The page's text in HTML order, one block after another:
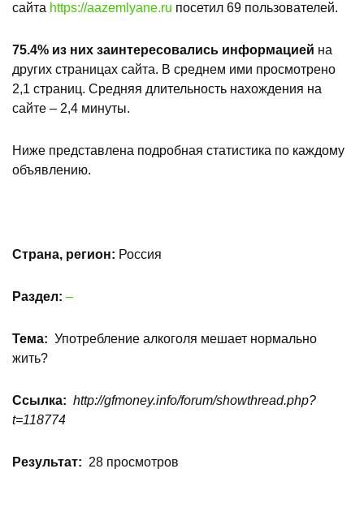
сайта https://aazemlyane.ru посетил 69 пользователей.
75.4% из них заинтересовались информацией на
других страницах сайта. В среднем ими просмотрено
2,1 страниц. Средняя длительность нахождения на
сайте – 2,4 минуты.
Ниже представлена подробная статистика по каждому
объявлению.
Страна, регион: Россия
Раздел: –
Тема: Употребление алкоголя мешает нормально
жить?
Ссылка: http://gfmoney.info/forum/showthread.php?
t=118774
Результат: 28 просмотров